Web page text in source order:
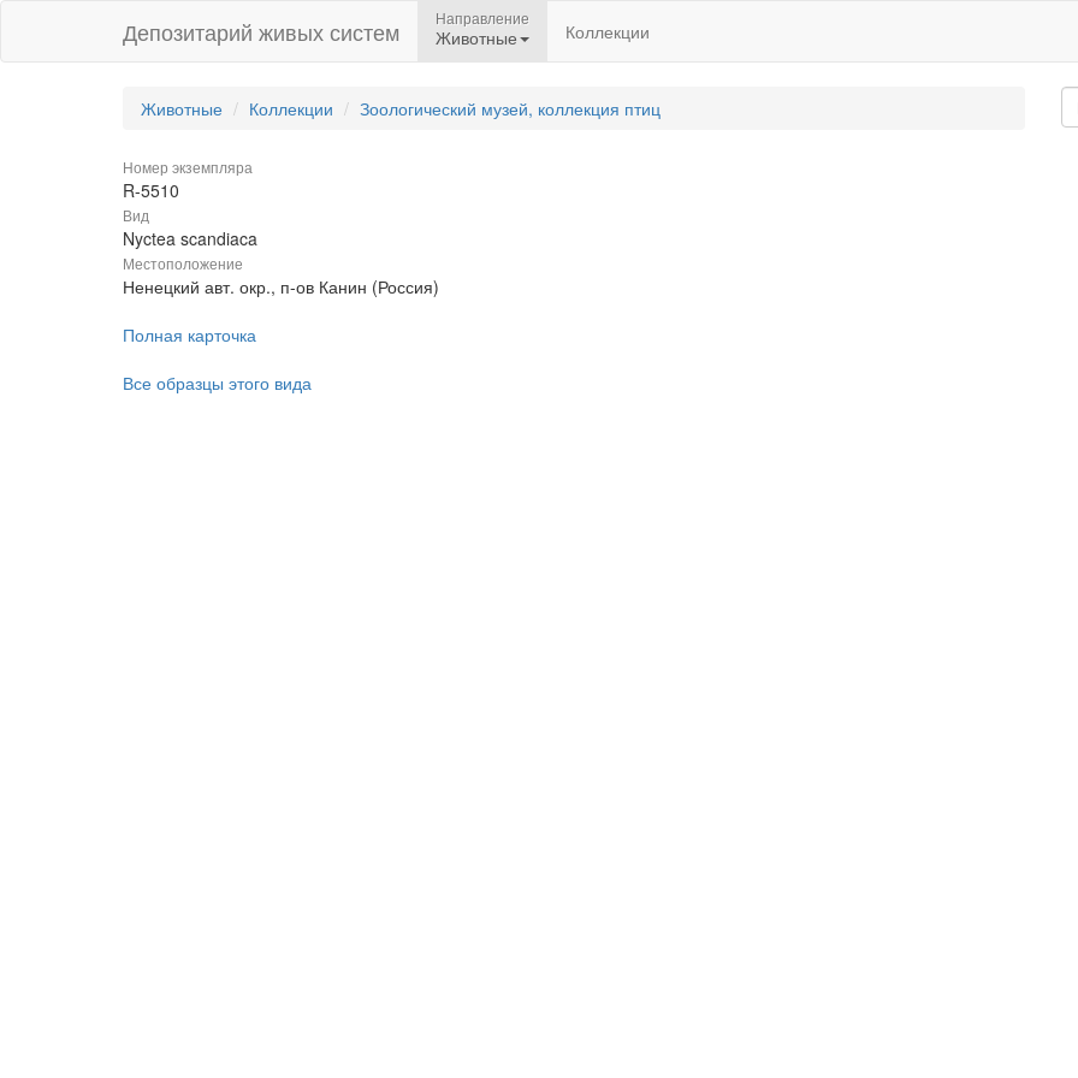
Депозитарий живых систем Направление
Животные Коллекции
Животные Коллекции Зоологический музей, коллекция птиц
Номер экземпляра
R-5510
Вид
Nyctea scandiaca
Местоположение
Ненецкий авт. окр., п-ов Канин (Россия)
Полная карточка
Все образцы этого вида